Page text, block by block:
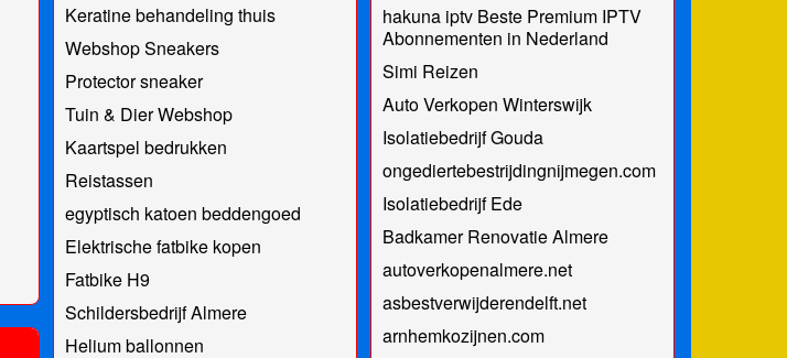
Keratine behandeling thuis
Webshop Sneakers
Protector sneaker
Tuin & Dier Webshop
Kaartspel bedrukken
Reistassen
egyptisch katoen beddengoed
Elektrische fatbike kopen
Fatbike H9
Schildersbedrijf Almere
Helium ballonnen
hakuna iptv Beste Premium IPTV
Abonnementen in Nederland
Simi Reizen
Auto Verkopen Winterswijk
Isolatiebedrijf Gouda
ongediertebestrijdingnijmegen.com
Isolatiebedrijf Ede
Badkamer Renovatie Almere
autoverkopenalmere.net
asbestverwijderendelft.net
arnhemkozijnen.com